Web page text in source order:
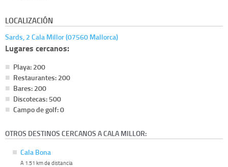
LOCALIZACIÓN
Sards, 2 Cala Millor (07560 Mallorca)
Lugares cercanos:
Playa: 200
Restaurantes: 200
Bares: 200
Discotecas: 500
Campo de golf: 0
OTROS DESTINOS CERCANOS A CALA MILLOR:
Cala Bona
A 1.51 km de distancia